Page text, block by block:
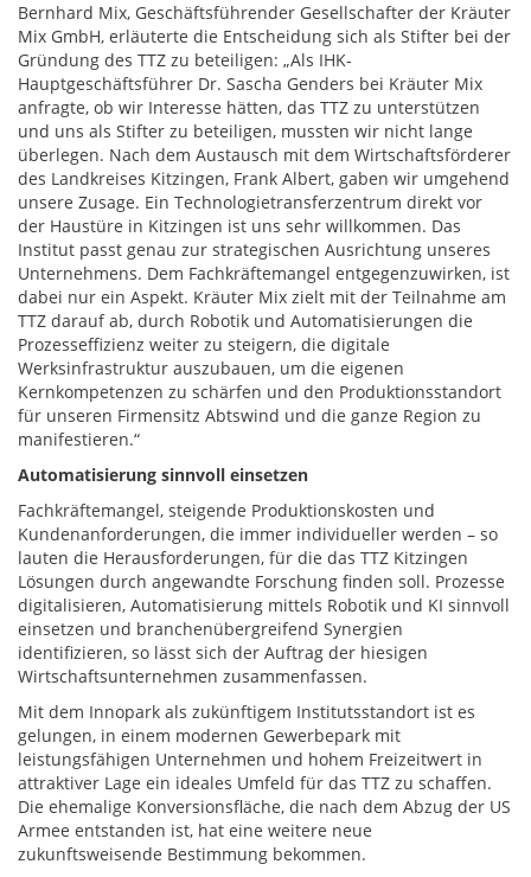
Bernhard Mix, Geschäftsführender Gesellschafter der Kräuter
Mix GmbH, erläuterte die Entscheidung sich als Stifter bei der
Gründung des TTZ zu beteiligen: „Als IHK-
Hauptgeschäftsführer Dr. Sascha Genders bei Kräuter Mix
anfragte, ob wir Interesse hätten, das TTZ zu unterstützen
und uns als Stifter zu beteiligen, mussten wir nicht lange
überlegen. Nach dem Austausch mit dem Wirtschaftsförderer
des Landkreises Kitzingen, Frank Albert, gaben wir umgehend
unsere Zusage. Ein Technologietransferzentrum direkt vor
der Haustüre in Kitzingen ist uns sehr willkommen. Das
Institut passt genau zur strategischen Ausrichtung unseres
Unternehmens. Dem Fachkräftemangel entgegenzuwirken, ist
dabei nur ein Aspekt. Kräuter Mix zielt mit der Teilnahme am
TTZ darauf ab, durch Robotik und Automatisierungen die
Prozesseffizienz weiter zu steigern, die digitale
Werksinfrastruktur auszubauen, um die eigenen
Kernkompetenzen zu schärfen und den Produktionsstandort
für unseren Firmensitz Abtswind und die ganze Region zu
manifestieren.“
Automatisierung sinnvoll einsetzen
Fachkräftemangel, steigende Produktionskosten und
Kundenanforderungen, die immer individueller werden – so
lauten die Herausforderungen, für die das TTZ Kitzingen
Lösungen durch angewandte Forschung finden soll. Prozesse
digitalisieren, Automatisierung mittels Robotik und KI sinnvoll
einsetzen und branchenübergreifend Synergien
identifizieren, so lässt sich der Auftrag der hiesigen
Wirtschaftsunternehmen zusammenfassen.
Mit dem Innopark als zukünftigem Institutsstandort ist es
gelungen, in einem modernen Gewerbepark mit
leistungsfähigen Unternehmen und hohem Freizeitwert in
attraktiver Lage ein ideales Umfeld für das TTZ zu schaffen.
Die ehemalige Konversionsfläche, die nach dem Abzug der US
Armee entstanden ist, hat eine weitere neue
zukunftsweisende Bestimmung bekommen.